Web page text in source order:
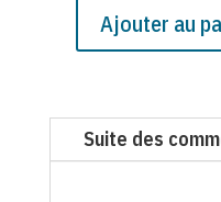
quantité
433
du
Ajouter au
Suite des